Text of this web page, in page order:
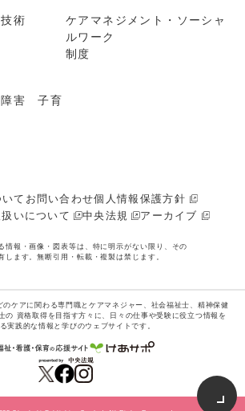
術
ケアマネジメント・ソーシャ
ルワーク
制度
害 子育
て お問い合わせ個人情報保護方針
いについて
中央法規 アーカイブ
報・画像・図表等は、特に明示がない限り、その
します。無断引用・転載・複製は禁じます。
のケアに関わる専門職とケアマネジャー、社会福祉士、精神保健
の 資格取得を目指す方々に、日々の仕事や受験に役立つ情報を
実践的な情報と学びのウェブサイトです。